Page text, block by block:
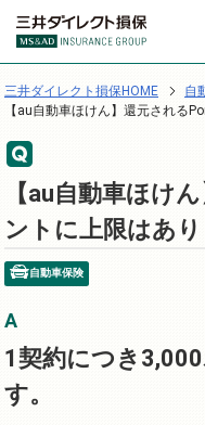
三井ダイレクト損保HOME 自
【au自動車ほけん】還元される
【au自動車ほけ
ントに上限はあ
自動車保険
1契約につき
す。